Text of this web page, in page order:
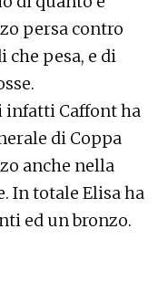
persa contro
pesa, e di
infatti Caffont ha
di Coppa
anche nella
In totale Elisa ha
ed un bronzo.